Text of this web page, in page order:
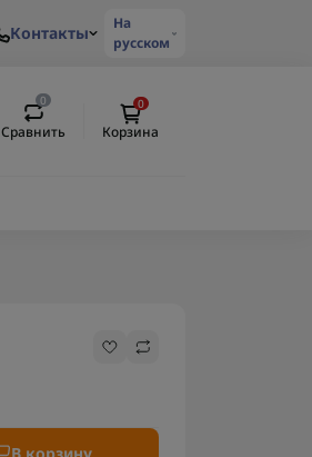
Контакты
На
русском
0
Сравнить
0
Корзина
В корзину